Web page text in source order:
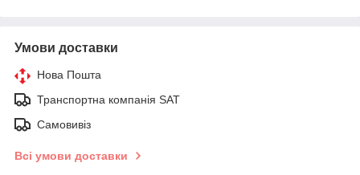
Умови доставки
Нова Пошта
Транспортна компанія SAT
Самовивіз
Всі умови доставки